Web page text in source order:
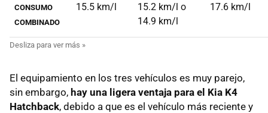
CONSUMO
COMBINADO
15.5 km/l
15.2 km/l o
14.9 km/l
17.6 km/l
El equipamiento en los tres vehículos es muy parejo,
sin embargo, hay una ligera ventaja para el Kia K4
Hatchback, debido a que es el vehículo más reciente y